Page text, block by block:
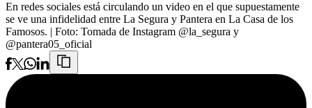
En redes sociales está circulando un video en el que supuestamente
se ve una infidelidad entre La Segura y Pantera en La Casa de los
Famosos. | Foto: Tomada de Instagram @la_segura y
@pantera05_oficial